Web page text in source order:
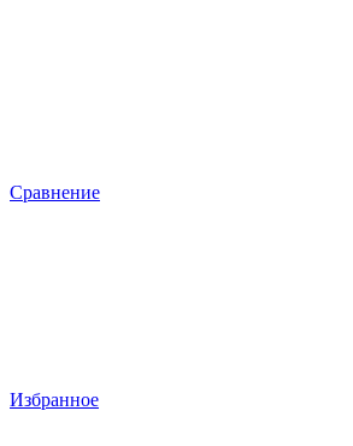
Сравнение
Избранное